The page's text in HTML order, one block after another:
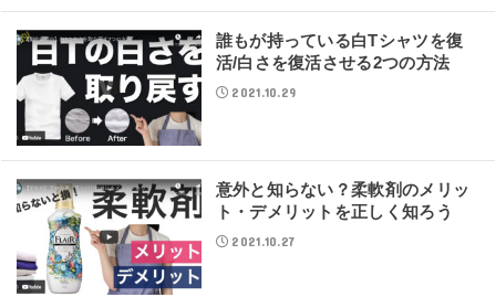
誰もが持っている白Tシャツを復
活/白さを復活させる2つの方法
2021.10.29
意外と知らない？柔軟剤のメリッ
ト・デメリットを正しく知ろう
2021.10.27